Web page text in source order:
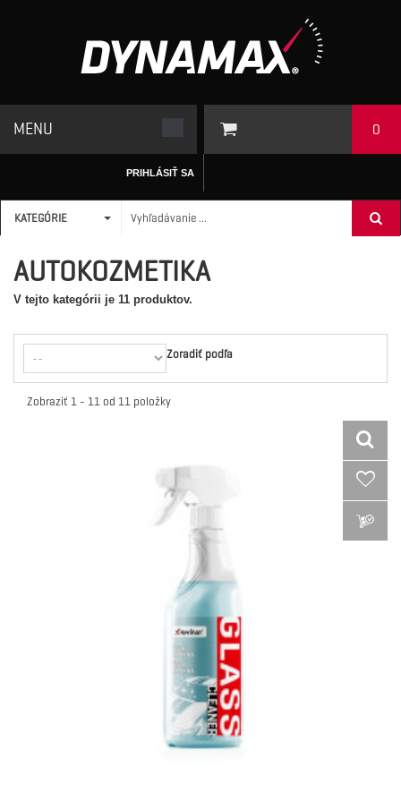
MENU 0
PRIHLÁSIŤ SA
KATEGÓRIE
ÚVODNÁ STRÁNKA / XSHINE > AUTOKOZMETIKA
AUTOKOZMETIKA
V tejto kategórii je 11 produktov.
Zoradiť podľa
Zobraziť 1 - 11 od 11 položky